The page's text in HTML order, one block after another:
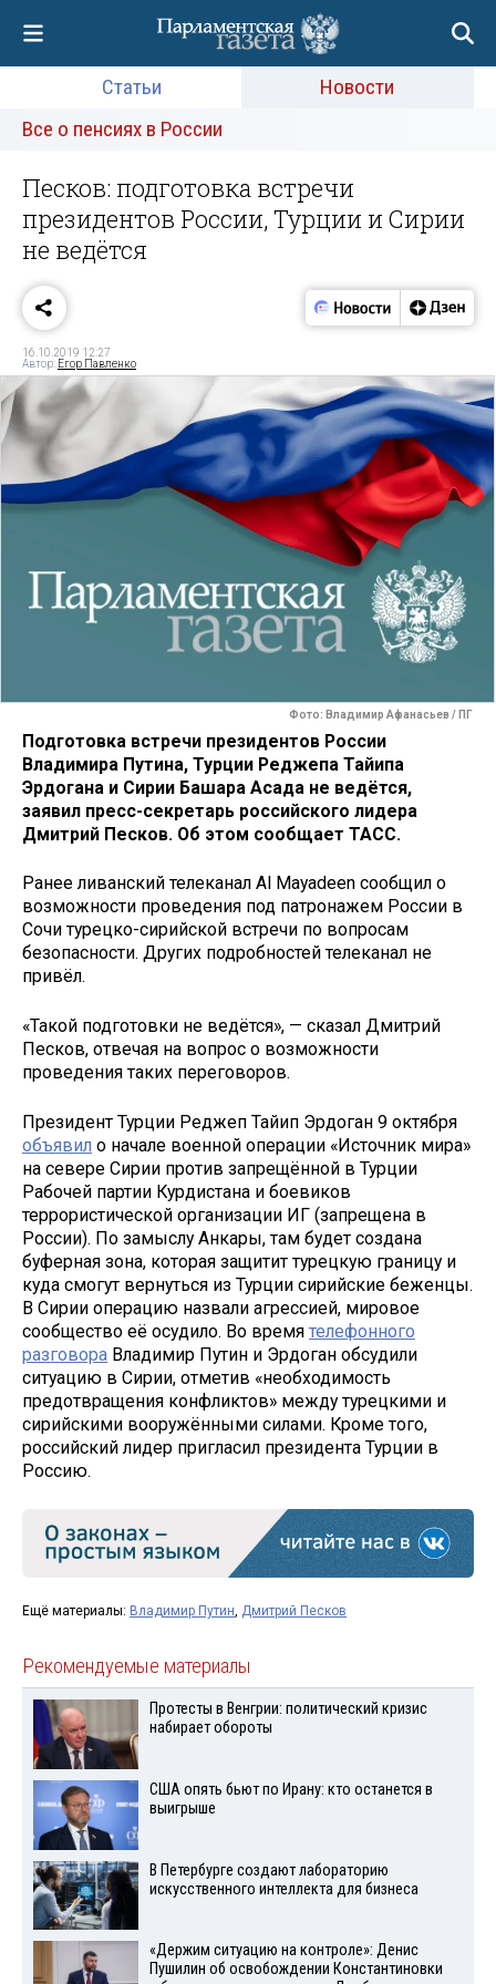
Статьи
Новости
Все о пенсиях в России
Песков: подготовка встречи
президентов России, Турции и Сирии
не ведётся
16.10.2019 12:27
Автор: Егор Павленко
Фото: Владимир Афанасьев / ПГ
Подготовка встречи президентов России
Владимира Путина, Турции Реджепа Тайипа
Эрдогана и Сирии Башара Асада не ведётся,
заявил пресс-секретарь российского лидера
Дмитрий Песков. Об этом сообщает ТАСС.
Ранее ливанский телеканал Al Mayadeen сообщил о
возможности проведения под патронажем России в
Сочи турецко-сирийской встречи по вопросам
безопасности. Других подробностей телеканал не
привёл.
«Такой подготовки не ведётся», — сказал Дмитрий
Песков, отвечая на вопрос о возможности
проведения таких переговоров.
Президент Турции Реджеп Тайип Эрдоган 9 октября
объявил о начале военной операции «Источник мира»
на севере Сирии против запрещённой в Турции
Рабочей партии Курдистана и боевиков
террористической организации ИГ (запрещена в
России). По замыслу Анкары, там будет создана
буферная зона, которая защитит турецкую границу и
куда смогут вернуться из Турции сирийские беженцы.
В Сирии операцию назвали агрессией, мировое
сообщество её осудило. Во время телефонного
разговора Владимир Путин и Эрдоган обсудили
ситуацию в Сирии, отметив «необходимость
предотвращения конфликтов» между турецкими и
сирийскими вооружёнными силами. Кроме того,
российский лидер пригласил президента Турции в
Россию.
Ещё материалы: Владимир Путин, Дмитрий Песков
Рекомендуемые материалы
Протесты в Венгрии: политический кризис
набирает обороты
США опять бьют по Ирану: кто останется в
выигрыше
В Петербурге создают лабораторию
искусственного интеллекта для бизнеса
«Держим ситуацию на контроле»: Денис
Пушилин об освобождении Константиновки